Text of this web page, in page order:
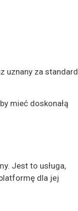
uznany za standard
mieć doskonałą
Jest to usługa,
dla jej